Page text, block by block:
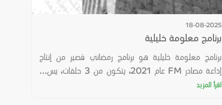
18-08-2025
برنامج معلومة خليلية
برنامج معلومة خليلية هو برنامج رمضاني قصير من إنتاج
إذاعة مصادر FM عام 2021، يتكون من 3 حلقات، يس...
اقرأ المزيد